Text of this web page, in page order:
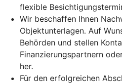
flexible
Wir beschaffen Ihnen
Objektunterlagen. Auf
Behörden und stellen
Finanzierungspartnern
her.
Für den erfolgreichen